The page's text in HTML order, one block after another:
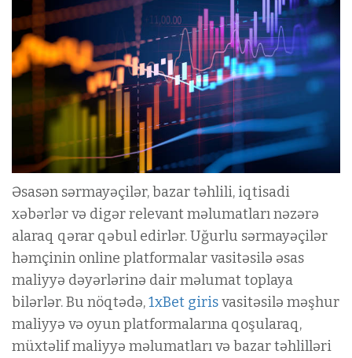
Əsasən sərmayəçilər, bazar təhlili, iqtisadi
xəbərlər və digər relevant məlumatları nəzərə
alaraq qərar qəbul edirlər. Uğurlu sərmayəçilər
həmçinin online platformalar vasitəsilə əsas
maliyyə dəyərlərinə dair məlumat toplaya
bilərlər. Bu nöqtədə,1xBet girisvasitəsilə məşhur
maliyyə və oyun platformalarına qoşularaq,
müxtəlif maliyyə məlumatları və bazar təhlilləri